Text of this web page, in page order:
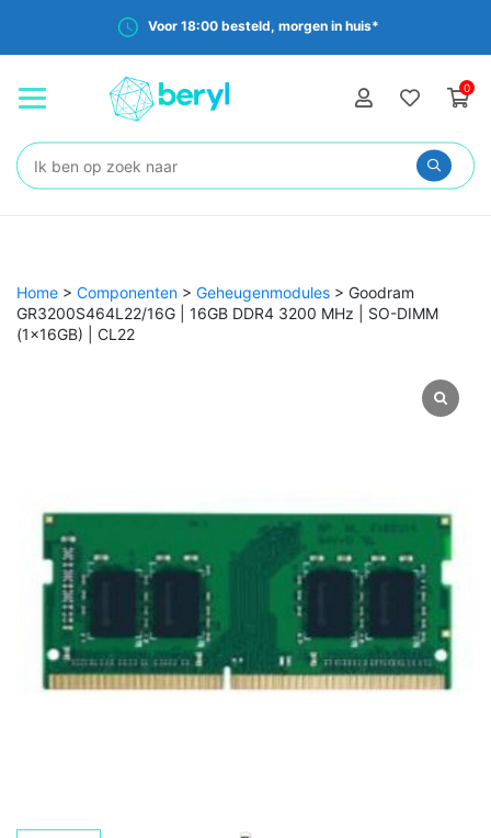
Voor 18:00 besteld, morgen in huis*
0
Zoeken:
Home > Componenten > Geheugenmodules > Goodram
GR3200S464L22/16G | 16GB DDR4 3200 MHz | SO-DIMM
(1×16GB) | CL22